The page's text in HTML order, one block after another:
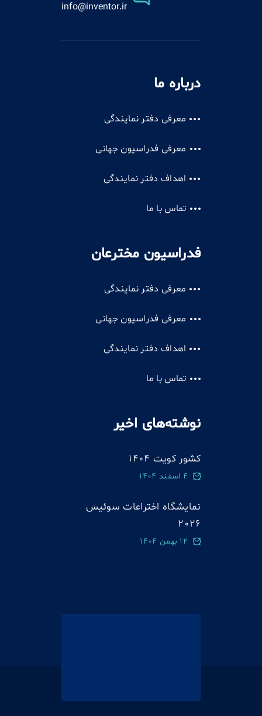
info@inventor.ir
درباره ما
معرفی دفتر نمایندگی
معرفی فدراسیون جهانی
اهداف دفتر نمایندگی
تماس با ما
فدراسیون مخترعان
معرفی دفتر نمایندگی
معرفی فدراسیون جهانی
اهداف دفتر نمایندگی
تماس با ما
نوشته‌های اخیر
کشور کویت 1404
4 اسفند 1404
نمایشگاه اختراعات سوئيس
2026
12 بهمن 1404